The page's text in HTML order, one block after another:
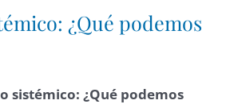
¿Qué podemos
sistémico: ¿Qué podemos